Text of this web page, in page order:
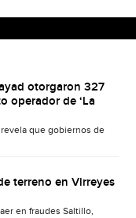
otorgaron 327
operador de ‘La
que gobiernos de
terreno en Virreyes
en fraudes Saltillo,